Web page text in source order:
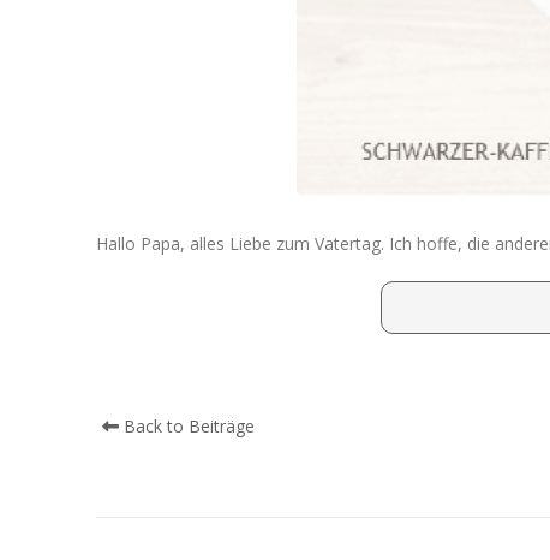
Hallo Papa, alles Liebe zum Vatertag. Ich hoffe, die
Back to Beiträge